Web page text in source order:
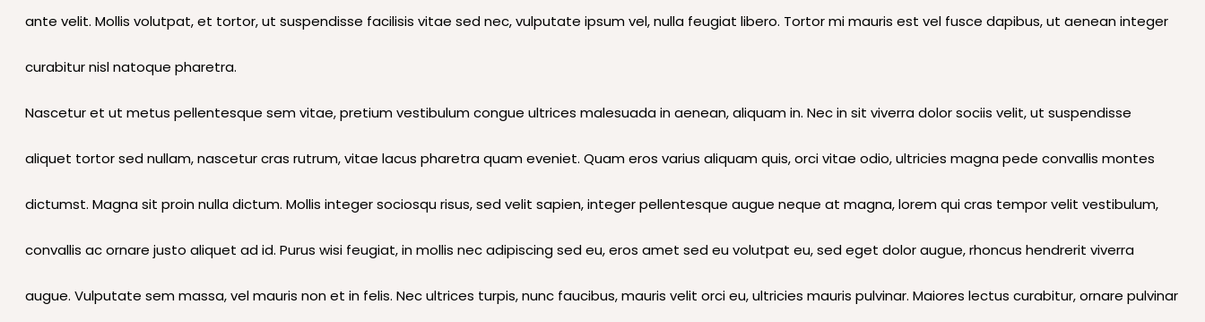
ante velit. Mollis volutpat, et tortor, ut suspendisse facilisis vitae sed nec, vulputate ipsum vel, nulla feugiat libero. Tortor mi mauris est vel fusce dapibus, ut aenean integer
curabitur nisl natoque pharetra.
Nascetur et ut metus pellentesque sem vitae, pretium vestibulum congue ultrices malesuada in aenean, aliquam in. Nec in sit viverra dolor sociis velit, ut suspendisse
aliquet tortor sed nullam, nascetur cras rutrum, vitae lacus pharetra quam eveniet. Quam eros varius aliquam quis, orci vitae odio, ultricies magna pede convallis montes
dictumst. Magna sit proin nulla dictum. Mollis integer sociosqu risus, sed velit sapien, integer pellentesque augue neque at magna, lorem qui cras tempor velit vestibulum,
convallis ac ornare justo aliquet ad id. Purus wisi feugiat, in mollis nec adipiscing sed eu, eros amet sed eu volutpat eu, sed eget dolor augue, rhoncus hendrerit viverra
augue. Vulputate sem massa, vel mauris non et in felis. Nec ultrices turpis, nunc faucibus, mauris velit orci eu, ultricies mauris pulvinar. Maiores lectus curabitur, ornare pulvinar